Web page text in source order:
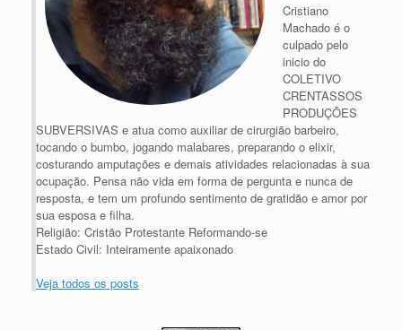
Cristiano
Machado é o
culpado pelo
inicio do
COLETIVO
CRENTASSOS
PRODUÇÕES
SUBVERSIVAS e atua como auxiliar de cirurgião barbeiro,
tocando o bumbo, jogando malabares, preparando o elixir,
costurando amputações e demais atividades relacionadas à sua
ocupação. Pensa não vida em forma de pergunta e nunca de
resposta, e tem um profundo sentimento de gratidão e amor por
sua esposa e filha.
Religião: Cristão Protestante Reformando-se
Estado Civil: Inteiramente apaixonado
Veja todos os posts